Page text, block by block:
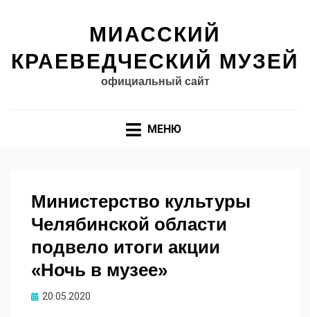
МИАССКИЙ
КРАЕВЕДЧЕСКИЙ МУЗЕЙ
официальный сайт
МЕНЮ
Министерство культуры
Челябинской области
подвело итоги акции
«Ночь в музее»
Опубликовано
20.05.2020